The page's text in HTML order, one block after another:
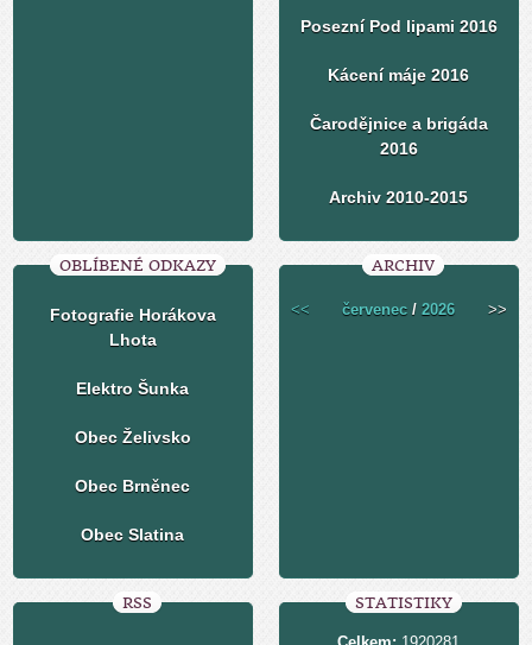
Posezní Pod lipami 2016
Kácení máje 2016
Čarodějnice a brigáda
2016
Archiv 2010-2015
OBLÍBENÉ ODKAZY
Fotografie Horákova
Lhota
Elektro Šunka
Obec Želivsko
Obec Brněnec
Obec Slatina
ARCHIV
<< červenec /2026 >>
RSS STATISTIKY